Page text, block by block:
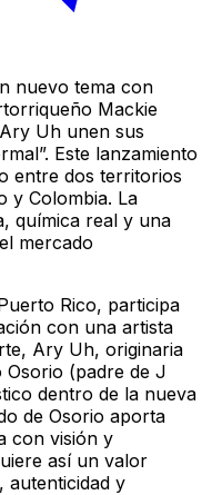
nuevo tema con
Mackie
Uh unen sus
Este lanzamiento
entre dos territorios
y Colombia. La
química real y una
mercado
Rico, participa
con una artista
Ary Uh, originaria
(padre de J
dentro de la nueva
de Osorio aporta
con visión y
así un valor
autenticidad y